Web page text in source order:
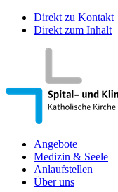
Direkt zu Kontakt
Direkt zum Inhalt
Angebote
Medizin & Seele
Anlaufstellen
Über uns